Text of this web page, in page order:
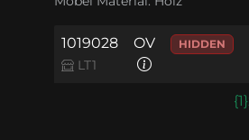
1019028
LT1
OV HIDDEN